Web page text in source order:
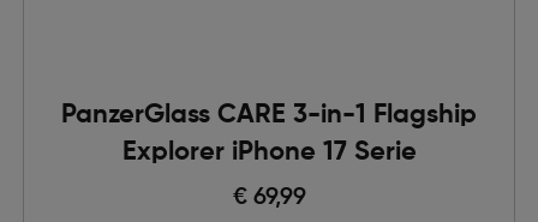
PanzerGlass CARE 3-in-1 Flagship
Explorer iPhone 17 Serie
€ 69,99